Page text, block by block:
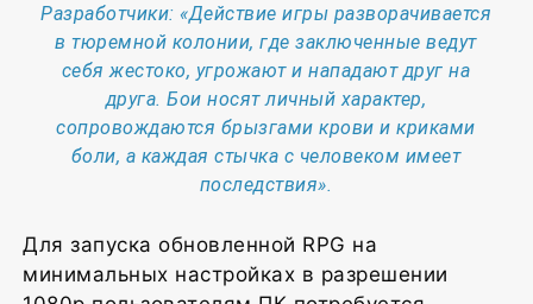
Разработчики: «Действие игры разворачивается
в тюремной колонии, где заключенные ведут
себя жестоко, угрожают и нападают друг на
друга. Бои носят личный характер,
сопровождаются брызгами крови и криками
боли, а каждая стычка с человеком имеет
последствия».
Для запуска обновленной RPG на
минимальных настройках в разрешении